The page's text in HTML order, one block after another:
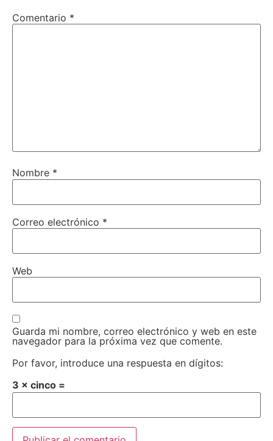
Comentario *
Nombre *
Correo electrónico *
Web
Guarda mi nombre, correo electrónico y web en este
navegador para la próxima vez que comente.
Por favor, introduce una respuesta en dígitos:
3 × cinco =